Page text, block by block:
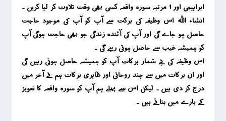
ابراہیمی اور 1 مرتبہ سورہ واقعہ کسی بھی وقت تلاوت کر لیا کریں ۔
انشاء اللہ اس وظیفہ کی برکت سے آپ کو آپ کی موجود حاجت
حاصل ہو جاے گی اور آپ کی آئندہ زندگی جو بھی حاجت ہوگی آپ
کو ہمیشہ غیب سے حاصل ہوتی رہے گی ۔
اس وظیفہ کی بے شمار برکات آپ کو ہمیشہ حاصل ہوتی رہیں گی
اور ان برکات میں سے چند روحانی اور ظاہری برکات ہم نے آخر میں
درج کر دی ہیں ۔ لیکن اس سے پہلے ہم آپ کو سورہ واقعہ کا تعویز
کے بارے میں بتاتے ہیں ۔